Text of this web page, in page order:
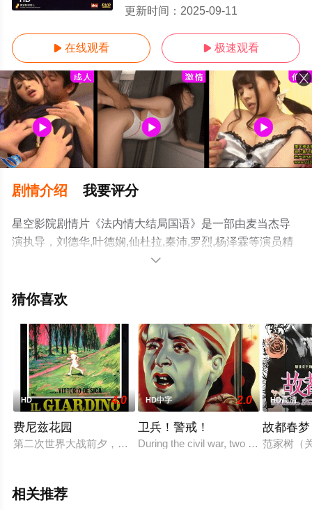
更新时间： 2025-09-11
 在线观看  极速观看
剧情介绍 我要评分
星空影院剧情片《法内情大结局国语》是一部由麦当杰导
演执导，刘德华,叶德娴,仙杜拉,秦沛,罗烈,杨泽霖等演员精
彩演绎的中国香港电影，手机免费观看高清无删减完整版
影、电视猫或剧情网等平台了解。

猜你喜欢
HD 4.0
费尼兹花园
第二次世界大战前夕，意大利在德国纳粹的影响下，国内掀起了
HD中字 2.0
卫兵！警戒！
During the civil war, two soldiers
HD高清
故都春梦
范家树（
相关推荐